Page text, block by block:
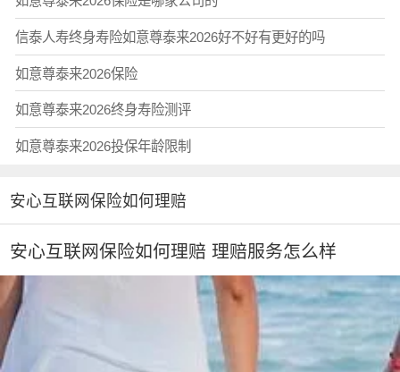
信泰人寿终身寿险如意尊泰来2026好不好有更好的吗
如意尊泰来2026保险
如意尊泰来2026终身寿险测评
如意尊泰来2026投保年龄限制
安心互联网保险如何理赔
安心互联网保险如何理赔 理赔服务怎么样